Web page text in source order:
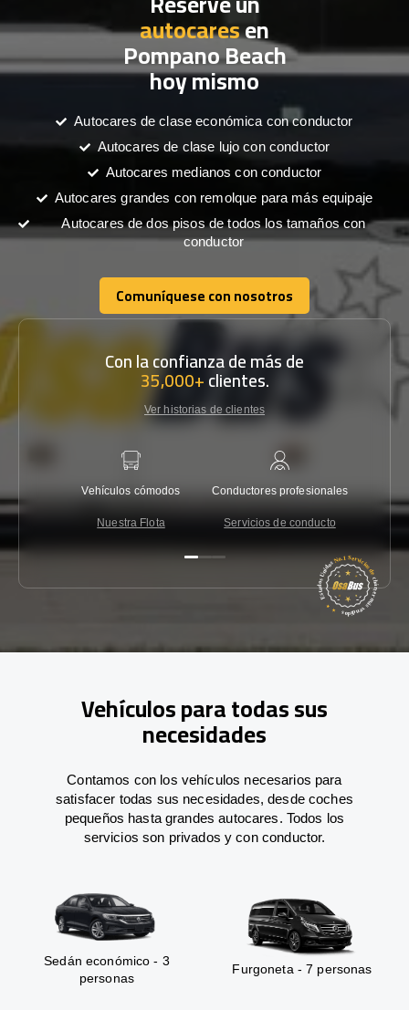
autocaresen
Pompano Beach
hoy mismo
Autocares de clase económica con conductor
Autocares de clase lujo con conductor
Autocares medianos con conductor
Autocares grandes con remolque para más equipaje
Autocares de dos pisos de todos los tamaños con
conductor
Comuníquese con nosotros
Comuníquese con nosotros
Con la confianza de más de
35,000+clientes.
Ver historias de clientes
Vehículos cómodos
Nuestra Flota
Conductores profesionales
Servicios de conducto
Vehículos para todas sus
necesidades
Contamos con los vehículos necesarios para
satisfacer todas sus necesidades, desde coches
pequeños hasta grandes autocares. Todos los
servicios son privados y con conductor.
Sedán económico - 3
personas
Furgoneta - 7 personas